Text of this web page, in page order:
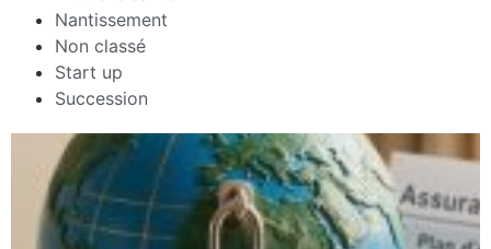
Nantissement
Non classé
Start up
Succession